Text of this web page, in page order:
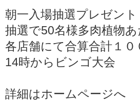
朝一入場抽選プレゼント
抽選で50名様多肉植物
各店舗にて合算合計１
14時からビンゴ大会
詳細はホームページへ